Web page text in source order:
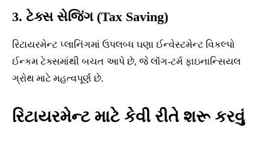
3. ટેક્સ સેજિંગ (Tax Saving)
રિટાયરમેન્ટ પ્લાનિંગમાં ઉપલબ્ધ ઘણા ઈન્વેસ્ટમેન્ટ વિકલ્પો
ઈન્કમ ટેક્સમાંથી બચત આપે છે, જે લૉંગ-ટર્મ ફાઇનાન્સિયલ
ગ્રોથ માટે મહત્વપૂર્ણ છે.
રિટાયરમેન્ટ માટે કેવી રીતે શરૂ કરવું